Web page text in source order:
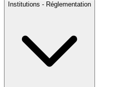
Institutions - Réglementation